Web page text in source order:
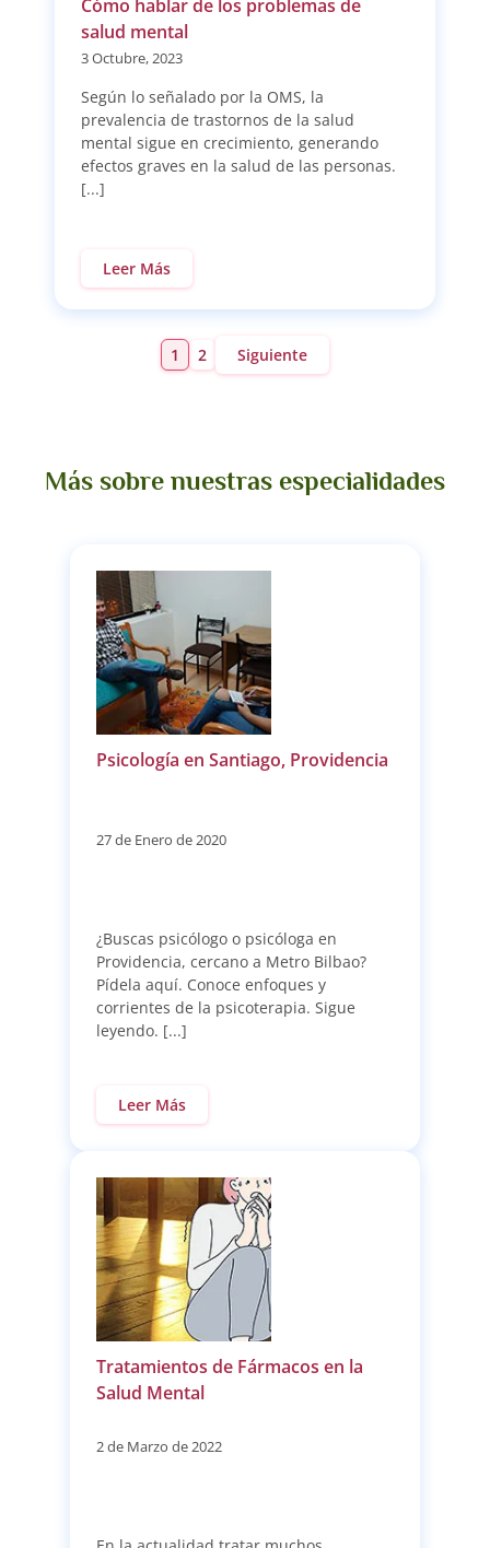
Cómo hablar de los problemas de
salud mental
3 Octubre, 2023
Según lo señalado por la OMS, la
prevalencia de trastornos de la salud
mental sigue en crecimiento, generando
efectos graves en la salud de las personas.
[...]
Leer Más
1 2 Siguiente
Más sobre nuestras especialidades
Psicología en Santiago, Providencia
27 de Enero de 2020
¿Buscas psicólogo o psicóloga en
Providencia, cercano a Metro Bilbao?
Pídela aquí. Conoce enfoques y
corrientes de la psicoterapia. Sigue
leyendo. [...]
Leer Más
Tratamientos de Fármacos en la
Salud Mental
2 de Marzo de 2022